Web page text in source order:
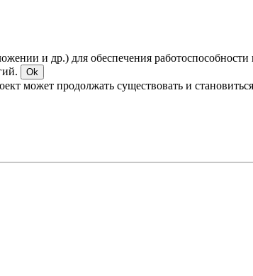
и др.) для обеспечения работоспособности
Ok
может продолжать существовать и